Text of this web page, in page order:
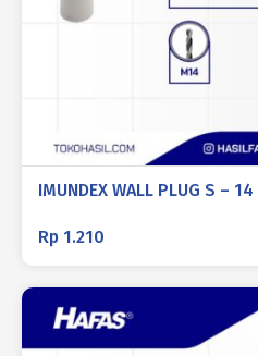
IMUNDEX WALL PLUG S – 14
Rp 1.210